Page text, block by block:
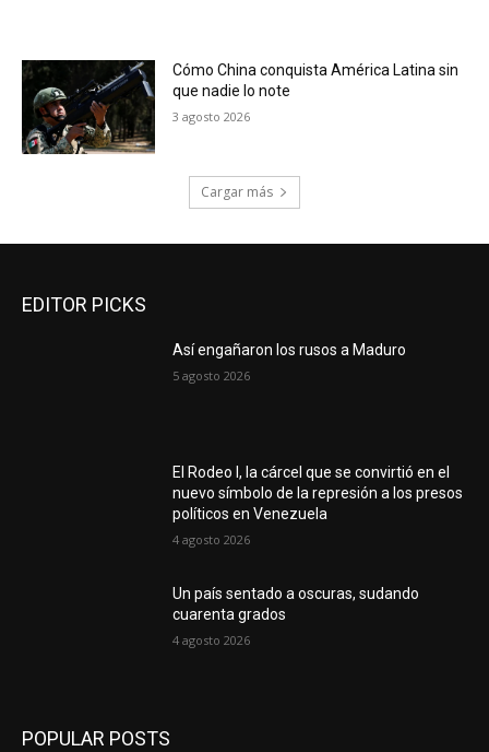
Cómo China conquista América Latina sin
que nadie lo note
3 agosto 2026
Cargar más
EDITOR PICKS
Así engañaron los rusos a Maduro
5 agosto 2026
El Rodeo I, la cárcel que se convirtió en el
nuevo símbolo de la represión a los presos
políticos en Venezuela
4 agosto 2026
Un país sentado a oscuras, sudando
cuarenta grados
4 agosto 2026
POPULAR POSTS